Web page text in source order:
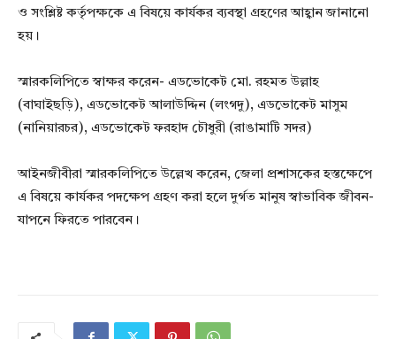
ও সংশ্লিষ্ট কর্তৃপক্ষকে এ বিষয়ে কার্যকর ব্যবস্থা গ্রহণের আহ্বান জানানো
হয়।
স্মারকলিপিতে স্বাক্ষর করেন- এডভোকেট মো. রহমত উল্লাহ
(বাঘাইছড়ি), এডভোকেট আলাউদ্দিন (লংগদু), এডভোকেট মাসুম
(নানিয়ারচর), এডভোকেট ফরহাদ চৌধুরী (রাঙামাটি সদর)
আইনজীবীরা স্মারকলিপিতে উল্লেখ করেন, জেলা প্রশাসকের হস্তক্ষেপে
এ বিষয়ে কার্যকর পদক্ষেপ গ্রহণ করা হলে দুর্গত মানুষ স্বাভাবিক জীবন-
যাপনে ফিরতে পারবেন।